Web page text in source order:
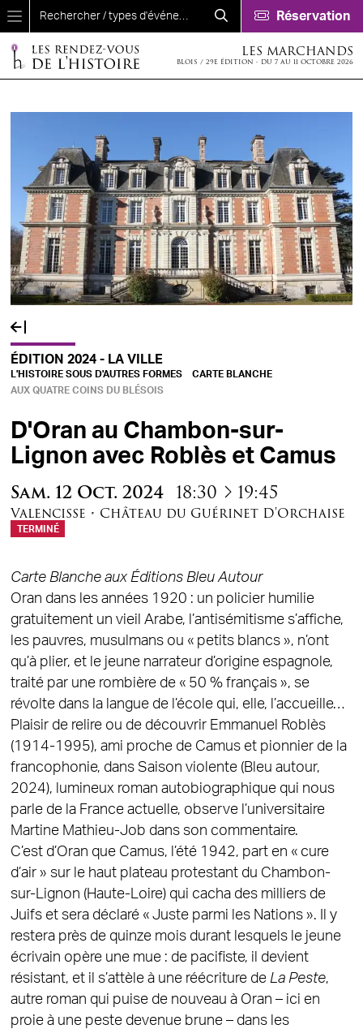
Aller au contenu principal
Réservation
LES MARCHANDS
BLOIS / 29E ÉDITION - DU 7 AU 11 OCTOBRE 2026
ÉDITION 2024 - LA VILLE
L'HISTOIRE SOUS D'AUTRES FORMES
CARTE BLANCHE
AUX QUATRE COINS DU BLÉSOIS
D'Oran au Chambon-sur-
Lignon avec Roblès et Camus
Sam. 12 Oct. 2024 18:30 à19:45
Valencisse • Château du Guérinet D'Orchaise
TERMINÉ
Carte Blanche aux Éditions Bleu Autour
Oran dans les années 1920 : un policier humilie
gratuitement un vieil Arabe, l’antisémitisme s’affiche,
les pauvres, musulmans ou « petits blancs », n’ont
qu’à plier, et le jeune narrateur d’origine espagnole,
traité par une rombière de « 50 % français », se
révolte dans la langue de l’école qui, elle, l’accueille…
Plaisir de relire ou de découvrir Emmanuel Roblès
(1914-1995), ami proche de Camus et pionnier de la
francophonie, dans Saison violente (Bleu autour,
2024), lumineux roman autobiographique qui nous
parle de la France actuelle, observe l’universitaire
Martine Mathieu-Job dans son commentaire.
C’est d’Oran que Camus, l’été 1942, part en « cure
d’air » sur le haut plateau protestant du Chambon-
sur-Lignon (Haute-Loire) qui cacha des milliers de
Juifs et sera déclaré « Juste parmi les Nations ». Il y
restera près de quinze mois durant lesquels le jeune
écrivain opère une mue : de pacifiste, il devient
résistant, et il s’attèle à une réécriture de La Peste,
autre roman qui puise de nouveau à Oran – ici en
proie à une peste devenue brune – dans les